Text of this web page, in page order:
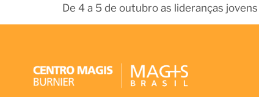
De 4 a 5 de outubro as lideranças